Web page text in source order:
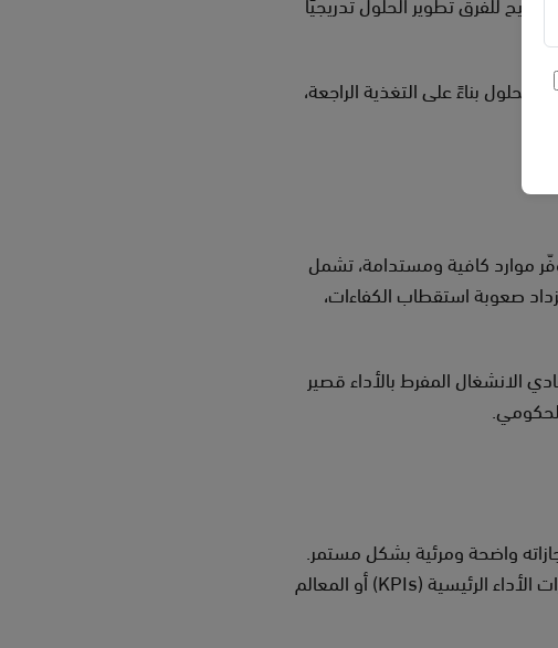
الحلول بناءً على التغذية الراجعة،
موارد كافية ومستدامة، تشمل
صعوبة استقطاب الكفاءات،
الانشغال المفرط بالأداء قصير
واضحة ومرئية بشكل مستمر.
ويتطلب ذلك تبنّي استراتيجية تواصل فعّالة ومتّسقة تبرز التقدم المحرز استنادًا إلى مؤشرات الأداء الرئيسية (KPIs) أو المعالم